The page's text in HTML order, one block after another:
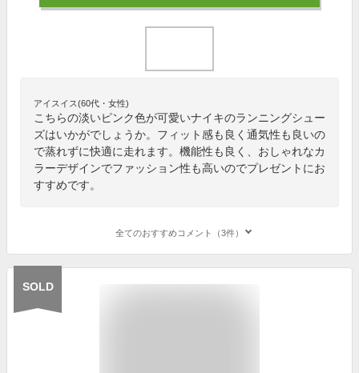
アイスイス(60代・女性)
こちらの淡いピンク色が可愛いナイキのランニングシュー
ズはいかがでしょうか。フィット感も良く通気性も良いの
で蒸れずに快適に走れます。機能性も良く、おしゃれなカ
ラーデザインでファッション性も高いのでプレゼントにお
すすめです。
全てのおすすめコメント（3件）
SOLD